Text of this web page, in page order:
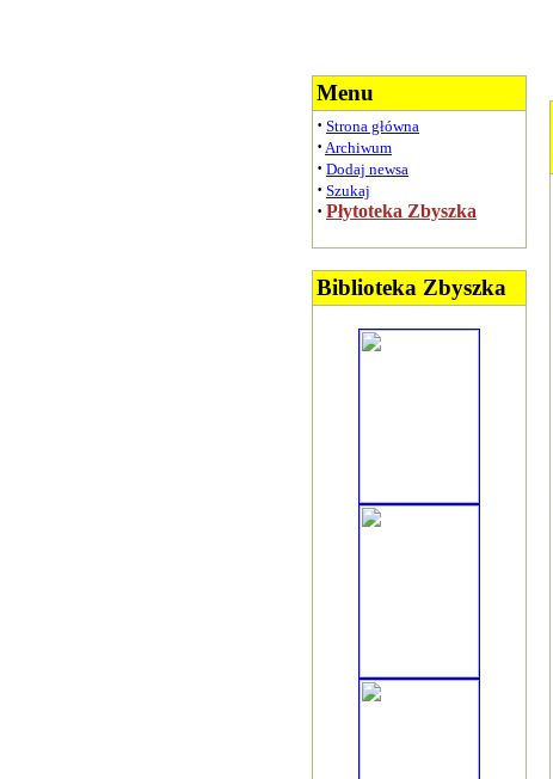
Menu
· Strona główna
· Archiwum
· Dodaj newsa
· Szukaj
· Płytoteka Zbyszka
Biblioteka Zbyszka